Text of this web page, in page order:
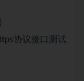
协议接口测试